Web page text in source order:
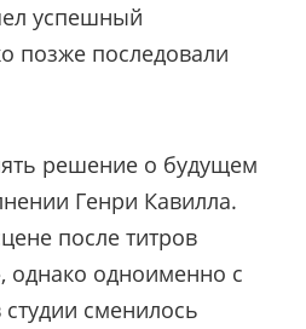
успешный
позже последовали
решение о будущем
Генри Кавилла.
после титров
, однако одноименно с
сменилось